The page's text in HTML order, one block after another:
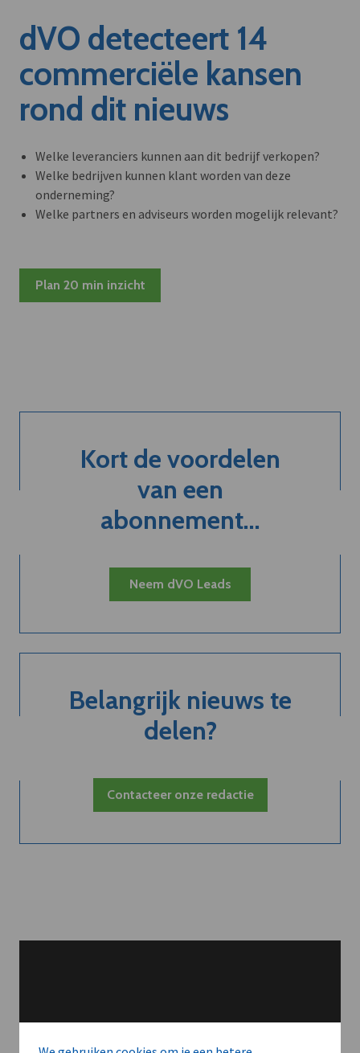
dVO detecteert 14
commerciële kansen
rond dit nieuws
Welke leveranciers kunnen aan dit bedrijf verkopen?
Welke bedrijven kunnen klant worden van deze
onderneming?
Welke partners en adviseurs worden mogelijk relevant?
Plan 20 min inzicht
Kort de voordelen
van een
abonnement...
Neem dVO Leads
Belangrijk nieuws te
delen?
Contacteer onze redactie